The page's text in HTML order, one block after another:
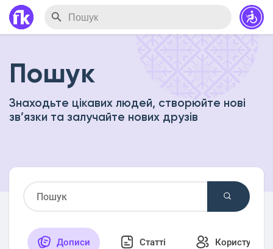
Пошук
Знаходьте цікавих людей, створюйте нові
зв’язки та залучайте нових друзів
Дописи Статті Користувачі